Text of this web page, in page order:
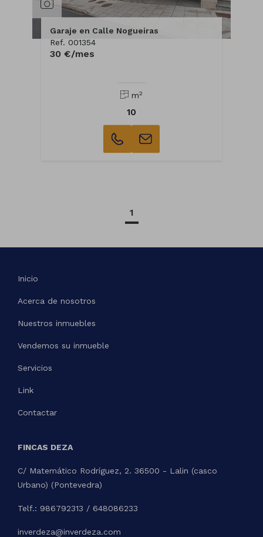
Garaje en Calle Nogueiras
Ref. 001354
30 €/mes
m2
10
1
Inicio
Acerca de nosotros
Nuestros inmuebles
Vendemos su inmueble
Servicios
Link
Contactar
FINCAS DEZA
C/ Matemático Rodríguez, 2. 36500 - Lalin (casco
Urbano) (Pontevedra)
Telf.: 986792313 / 648086233
inverdeza@inverdeza.com